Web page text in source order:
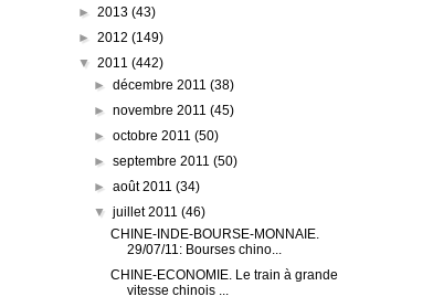
► 2013 (43)
► 2012 (149)
▼ 2011 (442)
►décembre 2011(38)
►novembre 2011(45)
►octobre 2011(50)
►septembre 2011(50)
►août 2011(34)
▼juillet 2011(46)
CHINE-INDE-BOURSE-MONNAIE.
29/07/11: Bourses chino...
CHINE-ECONOMIE. Le train à grande
vitesse chinois ...